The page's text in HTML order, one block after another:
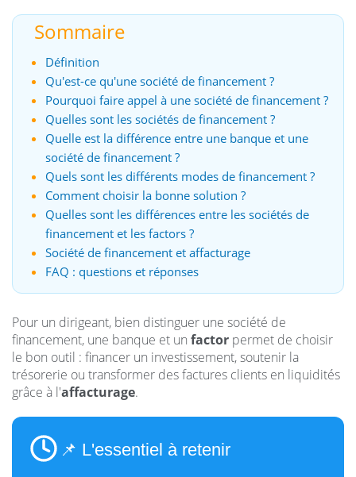
Sommaire
Définition
Qu'est-ce qu'une société de financement ?
Pourquoi faire appel à une société de financement ?
Quelles sont les sociétés de financement ?
Quelle est la différence entre une banque et une
société de financement ?
Quels sont les différents modes de financement ?
Comment choisir la bonne solution ?
Quelles sont les différences entre les sociétés de
financement et les factors ?
Société de financement et affacturage
FAQ : questions et réponses
Pour un dirigeant, bien distinguer une société de
financement, une banque et un factor permet de choisir
le bon outil : financer un investissement, soutenir la
trésorerie ou transformer des factures clients en liquidités
grâce à l'affacturage.
📌 L'essentiel à retenir